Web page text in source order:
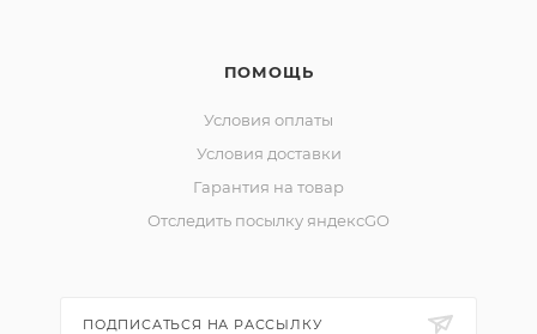
ПОМОЩЬ
Условия оплаты
Условия доставки
Гарантия на товар
Отследить посылку яндексGO
ПОДПИСАТЬСЯ НА РАССЫЛКУ